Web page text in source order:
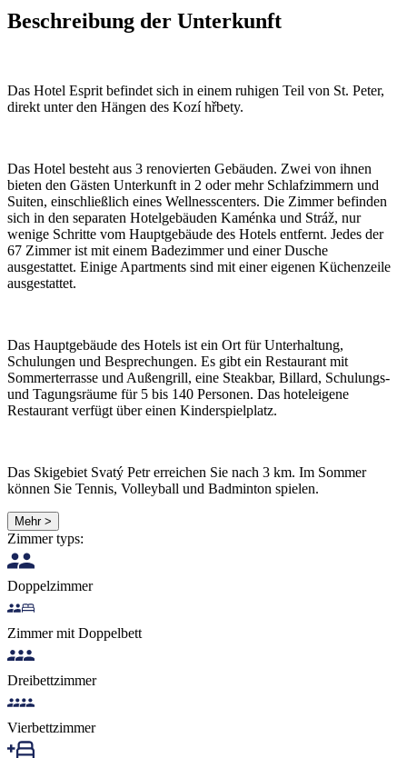
Beschreibung der Unterkunft
Das Hotel Esprit befindet sich in einem ruhigen Teil von St. Peter,
direkt unter den Hängen des Kozí hřbety.
Das Hotel besteht aus 3 renovierten Gebäuden. Zwei von ihnen
bieten den Gästen Unterkunft in 2 oder mehr Schlafzimmern und
Suiten, einschließlich eines Wellnesscenters. Die Zimmer befinden
sich in den separaten Hotelgebäuden Kaménka und Stráž, nur
wenige Schritte vom Hauptgebäude des Hotels entfernt. Jedes der
67 Zimmer ist mit einem Badezimmer und einer Dusche
ausgestattet. Einige Apartments sind mit einer eigenen Küchenzeile
ausgestattet.
Das Hauptgebäude des Hotels ist ein Ort für Unterhaltung,
Schulungen und Besprechungen. Es gibt ein Restaurant mit
Sommerterrasse und Außengrill, eine Steakbar, Billard, Schulungs-
und Tagungsräume für 5 bis 140 Personen. Das hoteleigene
Restaurant verfügt über einen Kinderspielplatz.
Das Skigebiet Svatý Petr erreichen Sie nach 3 km. Im Sommer
können Sie Tennis, Volleyball und Badminton spielen.
Mehr >
Zimmer typs:
Doppelzimmer
Zimmer mit Doppelbett
Dreibettzimmer
Vierbettzimmer